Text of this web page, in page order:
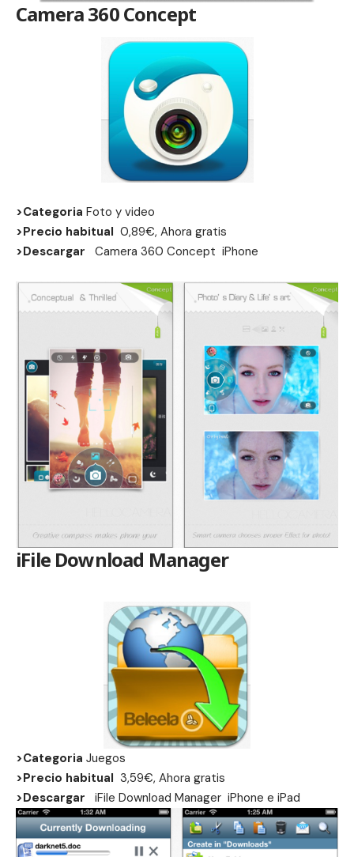
Camera 360 Concept
>Categoria Foto y video
>Precio habitual 0,89€, Ahora gratis
>Descargar
Camera 360 Concept iPhone
iFile Download Manager
>Categoria Juegos
>Precio habitual 3,59€, Ahora gratis
>Descargar
iFile Download Manager iPhone e iPad